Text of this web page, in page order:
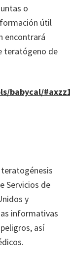
o
útil
encontrará
teratógeno de
babycal/
Servicios de
y
informativas
así